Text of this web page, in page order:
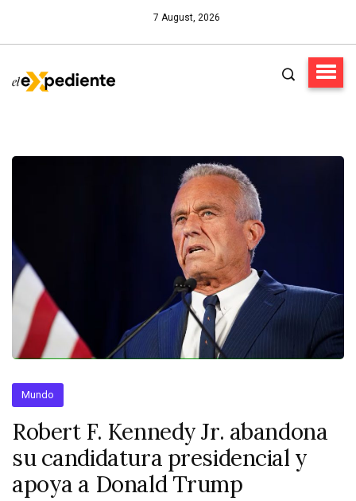
7 August, 2026
Mundo
Robert F. Kennedy Jr. abandona
su candidatura presidencial y
apoya a Donald Trump